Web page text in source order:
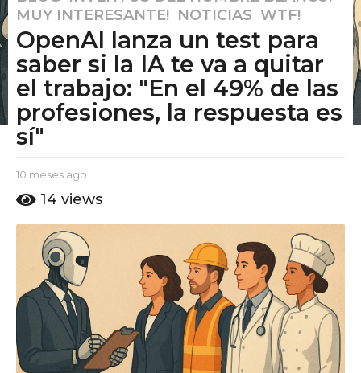
0
m
s
e
s
a
o
0
m
s
g
o
MUY INTERESANTE! ,NOTICIAS ,WTF!
OpenAI lanza un test para
saber si la IA te va a quitar
el trabajo: "En el 49% de las
profesiones, la respuesta es
sí"
b
E
A
m
10 meses ago
m
e
s
o
14 views